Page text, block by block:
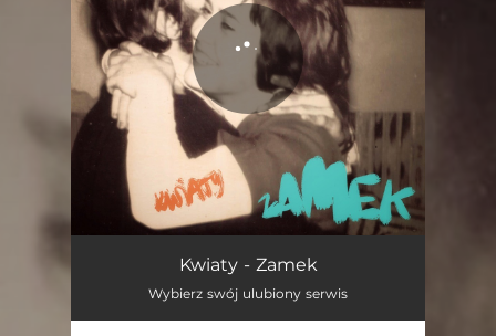
Kwiaty - Zamek
Wybierz swój ulubiony serwis